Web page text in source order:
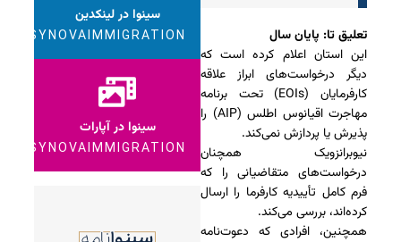
تعلیق تا: پایان سال
این استان اعلام کرده است که
دیگر درخواست‌های ابراز علاقه
کارفرمایان (EOIs) تحت برنامه
مهاجرت اقیانوس اطلس (AIP) را
پذیرش یا پردازش نمی‌کند.
نیوبرانزویک همچنان
درخواست‌های متقاضیانی را که
فرم کامل تأییدیه کارفرما را ارسال
کرده‌اند، بررسی می‌کند.
همچنین، افرادی که دعوت‌نامه
سینوا در لینکدین
SYNOVAIMMIGRATION
سینوا در آپارات
SYNOVAIMMIGRATION